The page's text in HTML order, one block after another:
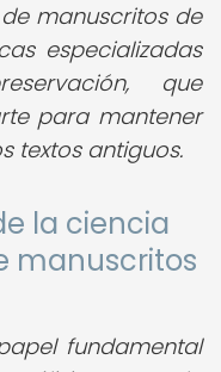
manuscritos de
especializadas
que
para mantener
textos antiguos.
la ciencia
manuscritos
fundamental